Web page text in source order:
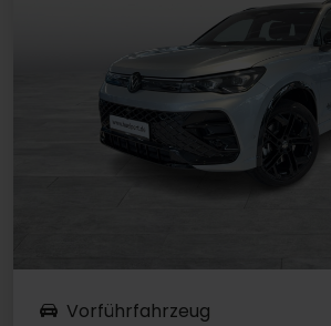
Vorführfahrzeug